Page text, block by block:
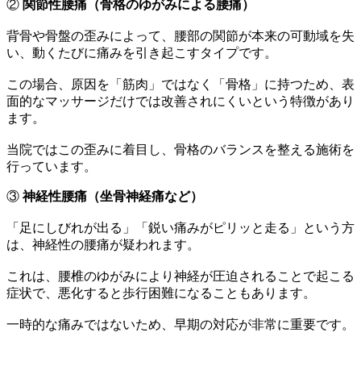
② 関節性腰痛（骨格のゆがみによる腰痛）
背骨や骨盤の歪みによって、腰部の関節が本来の可動域を失
い、動くたびに痛みを引き起こすタイプです。
この場合、原因を「筋肉」ではなく「骨格」に持つため、表
面的なマッサージだけでは改善されにくいという特徴があり
ます。
当院ではこの歪みに着目し、骨格のバランスを整える施術を
行っています。
③神経性腰痛（坐骨神経痛など）
「足にしびれが出る」「鋭い痛みがピリッと走る」という方
は、神経性の腰痛が疑われます。
これは、腰椎のゆがみにより神経が圧迫されることで起こる
症状で、悪化すると歩行困難になることもあります。
一時的な痛みではないため、早期の対応が非常に重要です。